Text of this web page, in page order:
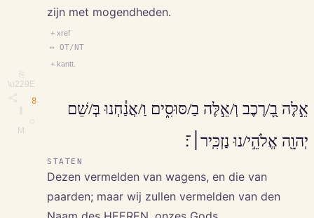
⎘
\u229E
M
zijn met mogendheden.
+ xref
↔ OT/NT
+ kantt.
8
אֵ֣לֶּה בָ֭/רֶכֶב וְ/אֵ֣לֶּה בַ/סּוּסִ֑ים וַ/אֲנַ֓חְנוּ בְּ/שֵׁם
יְהוָ֖ה אֱלֹהֵ֣י/נוּ נַזְכִּֽיר׀־׃
STATEN
Dezen vermelden van wagens, en die van
paarden; maar wij zullen vermelden van den